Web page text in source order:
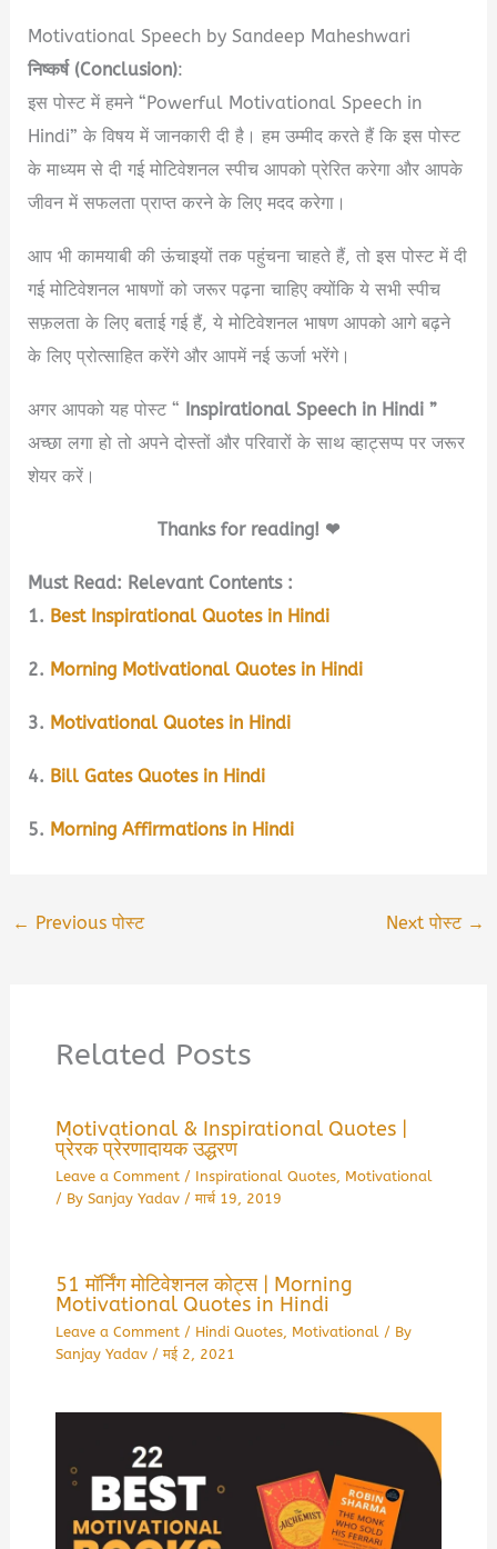
Motivational Speech by Sandeep Maheshwari
निष्कर्ष (Conclusion):
इस पोस्ट में हमने “Powerful Motivational Speech in
Hindi” के विषय में जानकारी दी है। हम उम्मीद करते हैं कि इस पोस्ट
के माध्यम से दी गई मोटिवेशनल स्पीच आपको प्रेरित करेगा और आपके
जीवन में सफलता प्राप्त करने के लिए मदद करेगा।
आप भी कामयाबी की ऊंचाइयों तक पहुंचना चाहते हैं, तो इस पोस्ट में दी
गई मोटिवेशनल भाषणों को जरूर पढ़ना चाहिए क्योंकि ये सभी स्पीच
सफ़लता के लिए बताई गई हैं, ये मोटिवेशनल भाषण आपको आगे बढ़ने
के लिए प्रोत्साहित करेंगे और आपमें नई ऊर्जा भरेंगे।
अगर आपको यह पोस्ट “ Inspirational Speech in Hindi ”
अच्छा लगा हो तो अपने दोस्तों और परिवारों के साथ व्हाट्सप्प पर जरूर
शेयर करें।
Thanks for reading! ❤
Must Read: Relevant Contents :
1. Best Inspirational Quotes in Hindi
2. Morning Motivational Quotes in Hindi
3. Motivational Quotes in Hindi
4. Bill Gates Quotes in Hindi
5. Morning Affirmations in Hindi
← Previous पोस्ट Next पोस्ट →
Related Posts
Motivational & Inspirational Quotes |
प्रेरक प्रेरणादायक उद्धरण
Leave a Comment / Inspirational Quotes, Motivational
/ By Sanjay Yadav /मार्च 19, 2019
51 मॉर्निंग मोटिवेशनल कोट्स | Morning
Motivational Quotes in Hindi
Leave a Comment / Hindi Quotes, Motivational/ By
Sanjay Yadav /मई 2, 2021